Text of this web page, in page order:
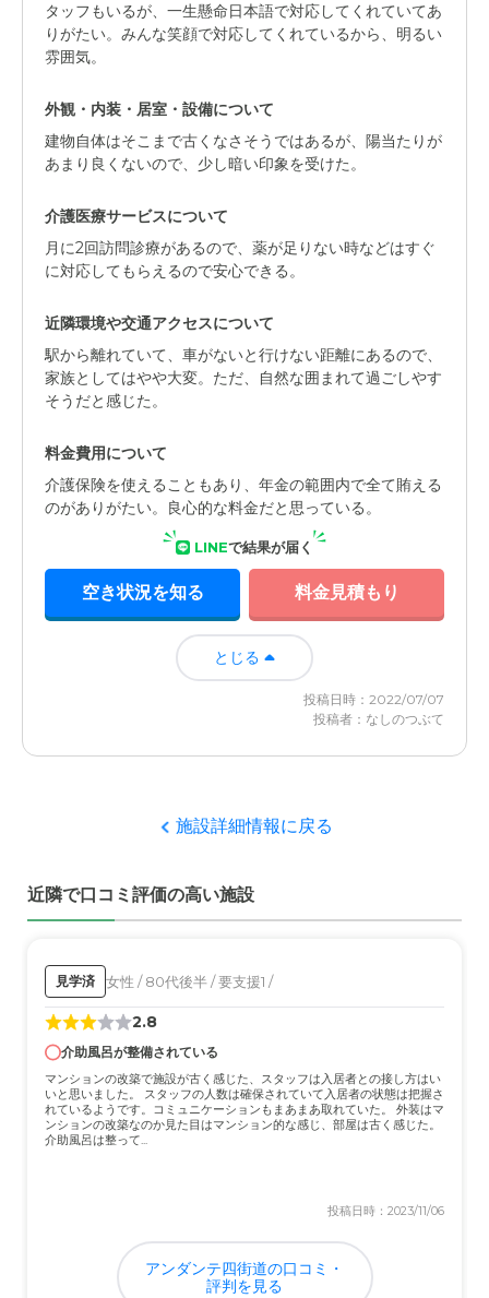
タッフもいるが、一生懸命日本語で対応してくれていてあ
りがたい。みんな笑顔で対応してくれているから、明るい
雰囲気。
外観・内装・居室・設備について
建物自体はそこまで古くなさそうではあるが、陽当たりが
あまり良くないので、少し暗い印象を受けた。
介護医療サービスについて
月に2回訪問診療があるので、薬が足りない時などはすぐ
に対応してもらえるので安心できる。
近隣環境や交通アクセスについて
駅から離れていて、車がないと行けない距離にあるので、
家族としてはやや大変。ただ、自然な囲まれて過ごしやす
そうだと感じた。
料金費用について
介護保険を使えることもあり、年金の範囲内で全て賄える
のがありがたい。良心的な料金だと思っている。
LINEで結果が届く
空き状況を知る 料金見積もり
とじる
投稿日時：2022/07/07
投稿者：なしのつぶて
施設詳細情報に戻る
近隣で口コミ評価の高い施設
見学済 女性 / 80代後半 / 要支援1 /
2.8
介助風呂が整備されている
マンションの改築で施設が古く感じた、スタッフは入居者との接し方はい
いと思いました。 スタッフの人数は確保されていて入居者の状態は把握さ
れているようです。コミュニケーションもまあまあ取れていた。 外装はマ
ンションの改築なのか見た目はマンション的な感じ、部屋は古く感じた。
介助風呂は整って...
投稿日時：2023/11/06
アンダンテ四街道の口コミ・
評判を見る